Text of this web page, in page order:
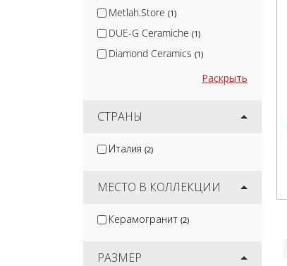
Metlah.Store (1)
DUE-G Ceramiche (1)
Diamond Ceramics (1)
Jano Tiles
Kirovit (3)
Раскрыть
СТРАНЫ
Италия (2)
МЕСТО В КОЛЛЕКЦИИ
Керамогранит (2)
РАЗМЕР